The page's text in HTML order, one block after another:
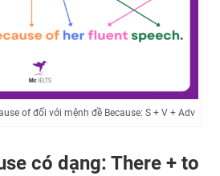
of đối với mệnh đề Because: S + V + Adv
có dạng: There + to